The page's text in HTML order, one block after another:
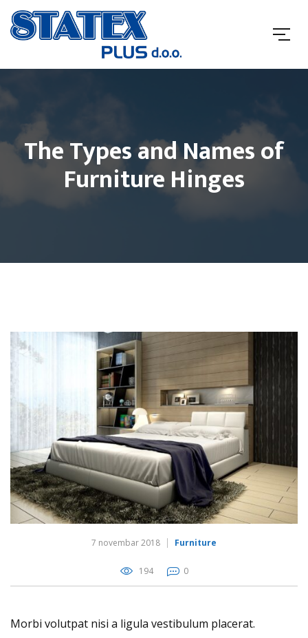
The Types and Names of
Furniture Hinges
7 novembar 2018 Furniture
194 0
Morbi volutpat nisi a ligula vestibulum placerat.